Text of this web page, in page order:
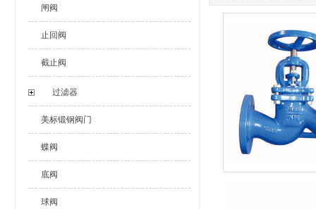
闸阀
止回阀
截止阀
过滤器
美标锻钢阀门
蝶阀
底阀
球阀